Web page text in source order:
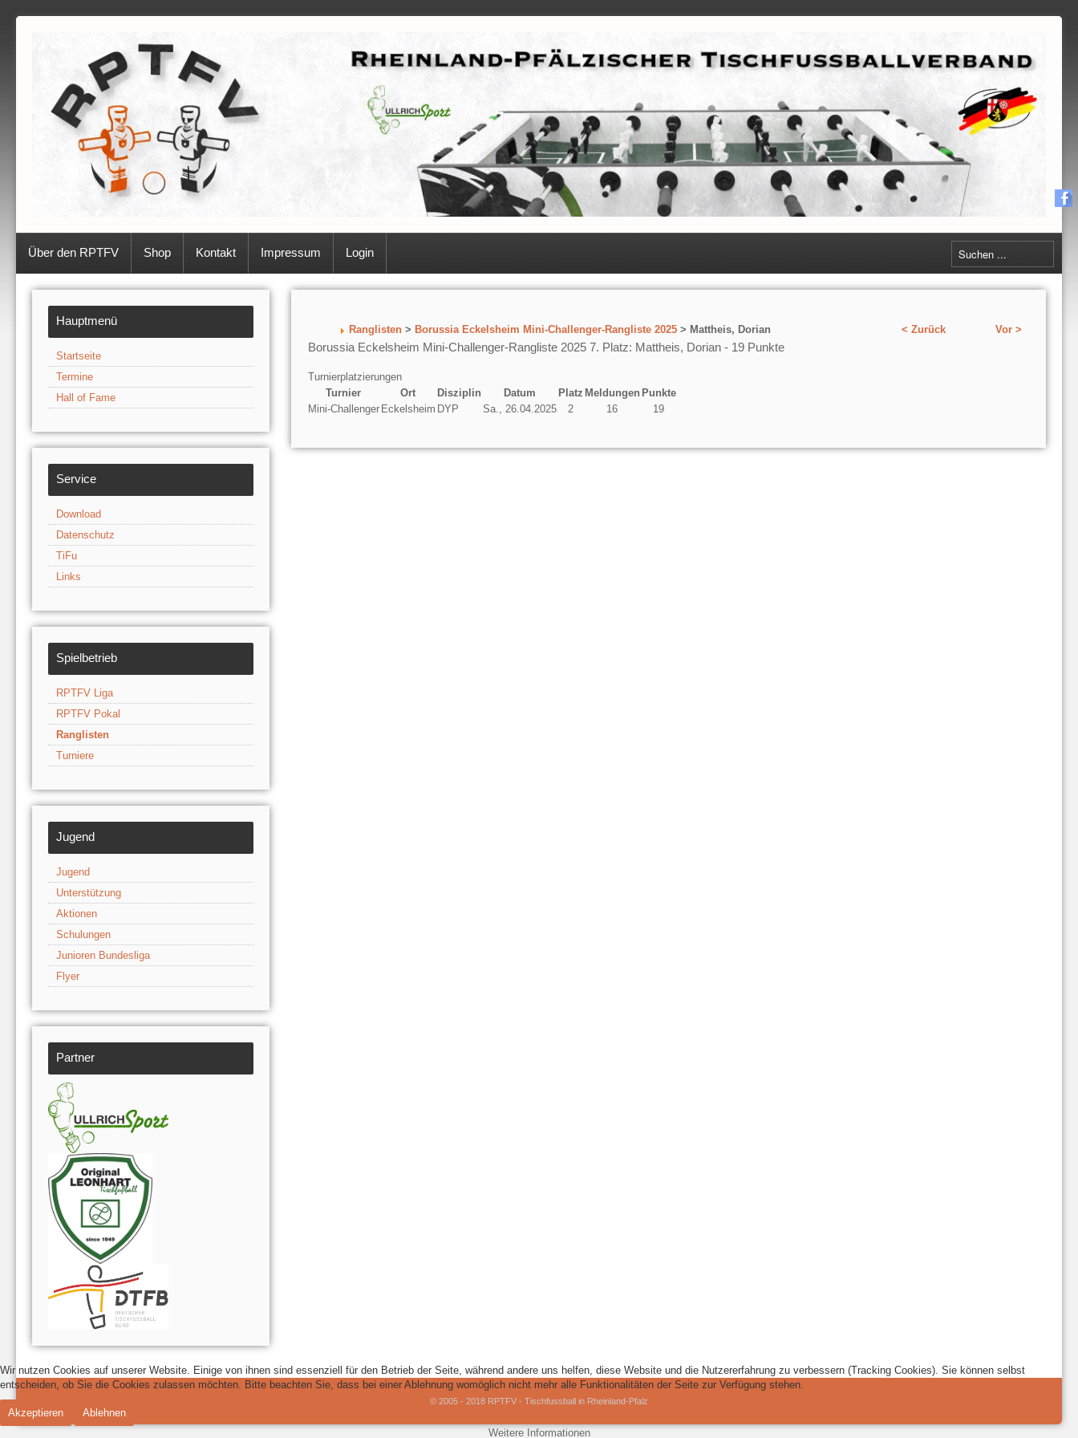
Über den RPTFV Shop Kontakt Impressum Login
Hauptmenü
Startseite
Termine
Hall of Fame
Service
Download
Datenschutz
TiFu
Links
Spielbetrieb
RPTFV Liga
RPTFV Pokal
Ranglisten
Turniere
Jugend
Jugend
Unterstützung
Aktionen
Schulungen
Junioren Bundesliga
Flyer
Partner
Ranglisten> Borussia Eckelsheim Mini-Challenger-Rangliste 2025> Mattheis, Dorian < Zurück Vor >
Borussia Eckelsheim Mini-Challenger-Rangliste 2025 7. Platz: Mattheis, Dorian - 19 Punkte
Turnierplatzierungen
Turnier
Ort Disziplin Datum Platz Meldungen Punkte
Mini-Challenger Eckelsheim DYP Sa., 26.04.2025 2 16 19
© 2005 - 2018 RPTFV - Tischfussball in Rheinland-Pfalz
Wir nutzen Cookies auf unserer Website. Einige von ihnen sind essenziell für den Betrieb der Seite, während andere uns helfen, diese Website und die Nutzererfahrung zu verbessern (Tracking Cookies). Sie können selbst
entscheiden, ob Sie die Cookies zulassen möchten. Bitte beachten Sie, dass bei einer Ablehnung womöglich nicht mehr alle Funktionalitäten der Seite zur Verfügung stehen.
Akzeptieren
Ablehnen
Weitere Informationen